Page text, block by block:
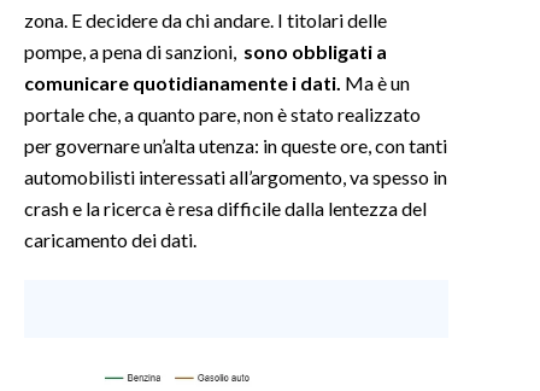
zona. E decidere da chi andare. I titolari delle
pompe, a pena di sanzioni, sono obbligati a
comunicare quotidianamente i dati. Ma è un
portale che, a quanto pare, non è stato realizzato
per governare un’alta utenza: in queste ore, con tanti
automobilisti interessati all’argomento, va spesso in
crash e la ricerca è resa difficile dalla lentezza del
caricamento dei dati.